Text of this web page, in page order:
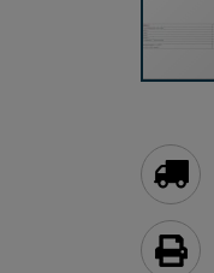
Bildgalerie
springen